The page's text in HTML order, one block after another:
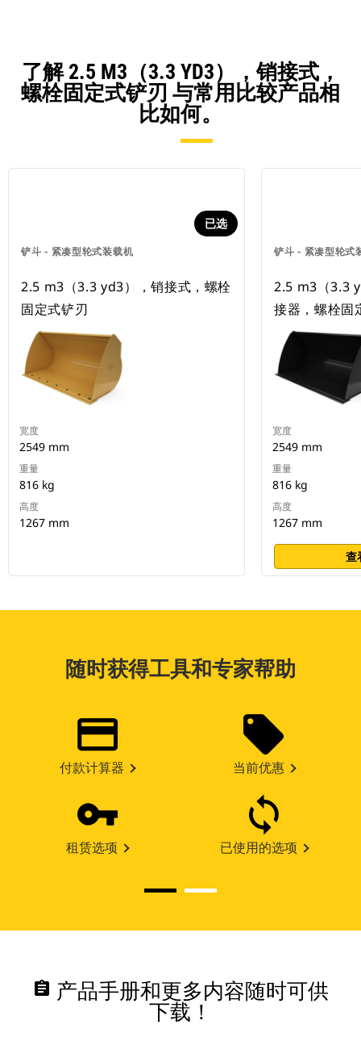
了解 2.5 M3（3.3 YD3），销接式，
螺栓固定式铲刃 与常用比较产品相
比如何。
铲斗 - 紧凑型轮式装载机
已选
2.5 m3（3.3 yd3），销接式，螺栓
固定式铲刃
宽度
2549 mm
重量
816 kg
高度
1267 mm
铲斗 - 紧凑型轮式
2.5 m3（3.3
接器，螺栓固
宽度
2549 mm
重量
816 kg
高度
1267 mm
查
随时获得工具和专家帮助
付款计算器 当前优惠
租赁选项 已使用的选项
assignment 产品手册和更多内容随时可供
下载！